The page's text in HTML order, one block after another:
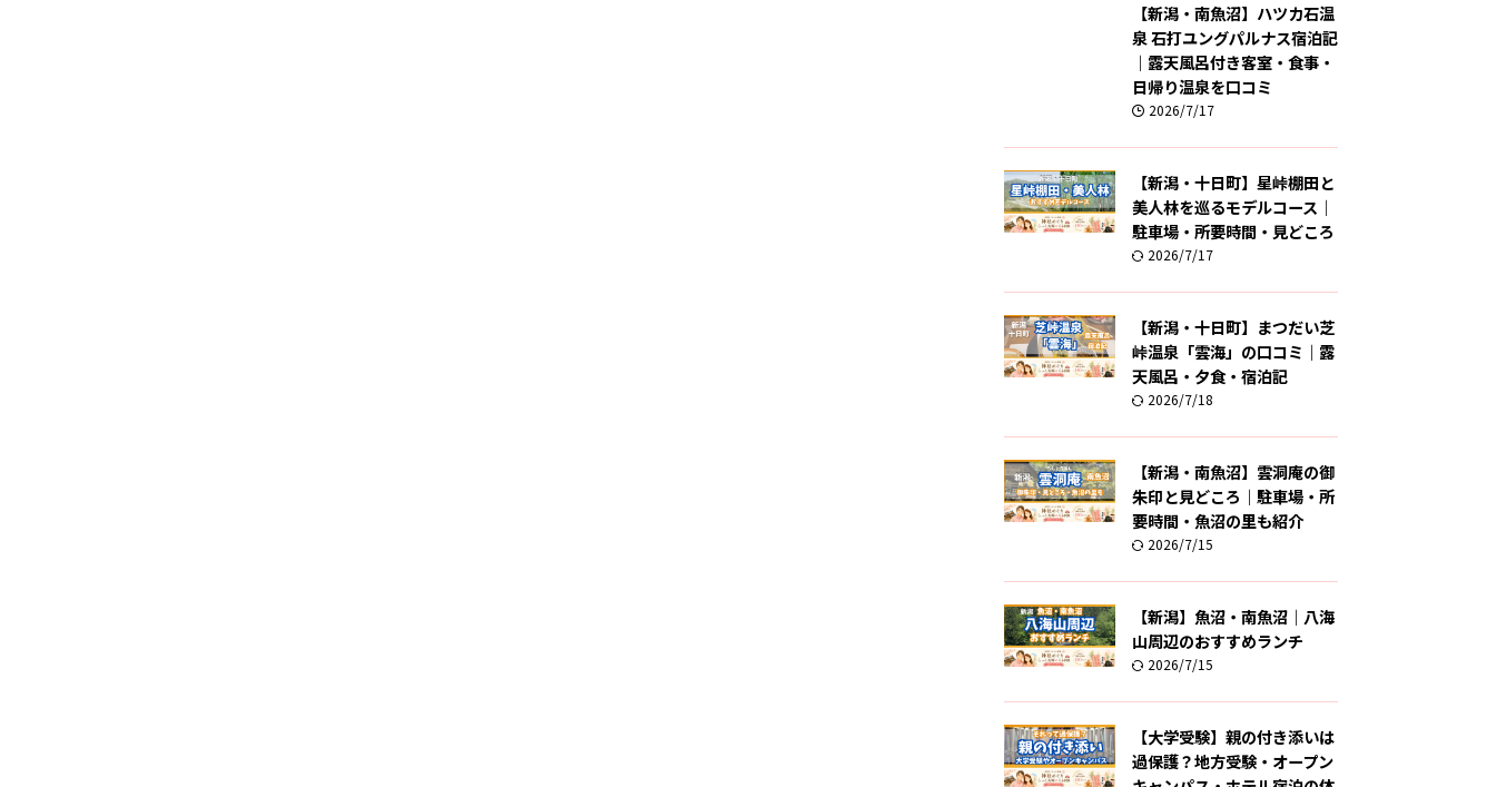
【新潟・南魚沼】ハツカ石温
泉 石打ユングパルナス宿泊記
｜露天風呂付き客室・食事・
日帰り温泉を口コミ
2026/7/17
【新潟・十日町】星峠棚田と
美人林を巡るモデルコース｜
駐車場・所要時間・見どころ
2026/7/17
【新潟・十日町】まつだい芝
峠温泉「雲海」の口コミ｜露
天風呂・夕食・宿泊記
2026/7/18
【新潟・南魚沼】雲洞庵の御
朱印と見どころ｜駐車場・所
要時間・魚沼の里も紹介
2026/7/15
【新潟】魚沼・南魚沼｜八海
山周辺のおすすめランチ
2026/7/15
【大学受験】親の付き添いは
過保護？地方受験・オープン